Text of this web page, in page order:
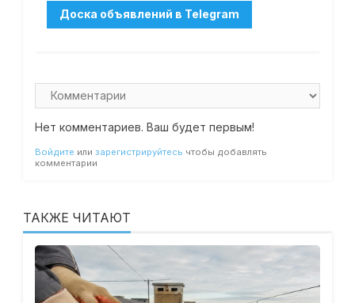
Нет комментариев. Ваш будет первым!
Войдите или зарегистрируйтесь чтобы добавлять
комментарии
ТАКЖЕ ЧИТАЮТ